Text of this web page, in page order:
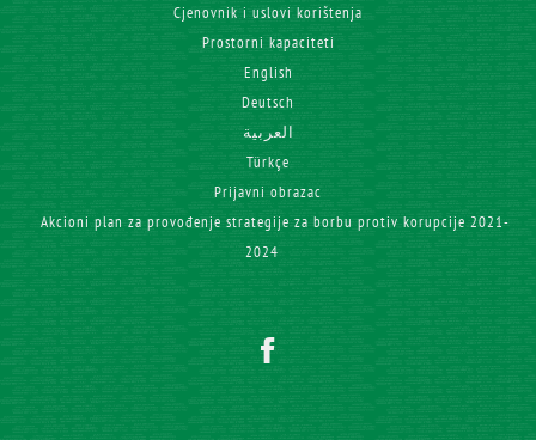
Cjenovnik i uslovi korištenja
Prostorni kapaciteti
English
Deutsch
العربية
Türkçe
Prijavni obrazac
Akcioni plan za provođenje strategije za borbu protiv korupcije 2021-
2024